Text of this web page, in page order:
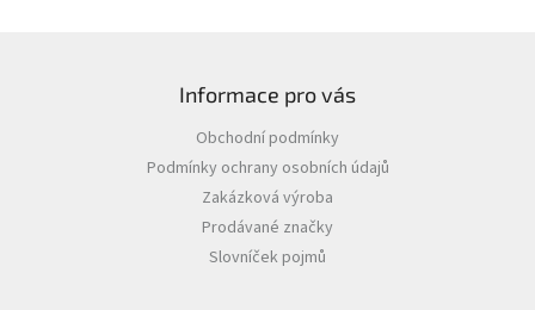
Informace pro vás
Obchodní podmínky
Podmínky ochrany osobních údajů
Zakázková výroba
Prodávané značky
Slovníček pojmů